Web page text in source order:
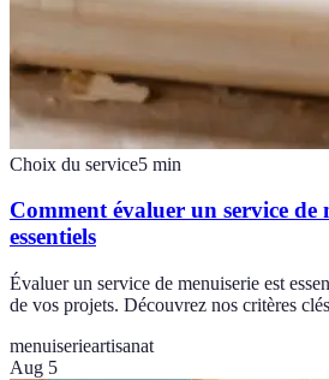
Choix du service5 min
Comment évaluer un service de
essentiels
Évaluer un service de menuiserie est
de vos projets. Découvrez nos critères
menuiserieartisanat
Aug 5